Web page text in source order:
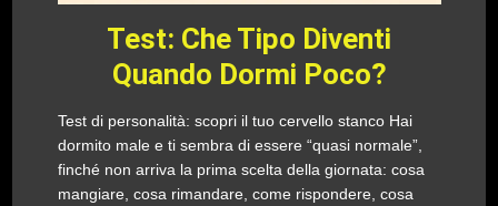
Test: Che Tipo Diventi
Quando Dormi Poco?
Test di personalità: scopri il tuo cervello stanco Hai
dormito male e ti sembra di essere “quasi normale”,
finché non arriva la prima scelta della giornata: cosa
mangiare, cosa rimandare, come rispondere, cosa